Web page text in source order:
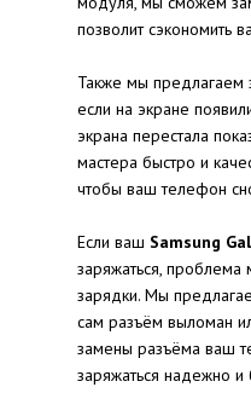
позволит сэкономить
Также мы предлагаем
если на экране
экрана перестала
мастера быстро и
чтобы ваш телефон
Если ваш Samsung
заряжаться,
зарядки. Мы
сам разъём выломан
замены разъёма ваш
заряжаться надежно